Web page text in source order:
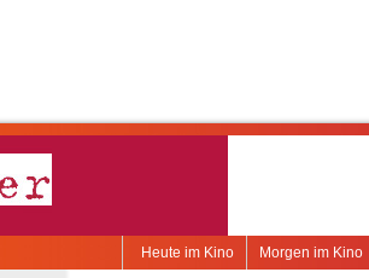
Morgen im Kino
Heute im Kino